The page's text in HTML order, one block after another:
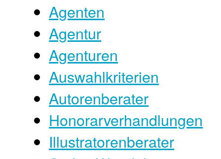
Agenten
Agentur
Agenturen
Auswahlkriterien
Autorenberater
Honorarverhandlungen
Illustratorenberater